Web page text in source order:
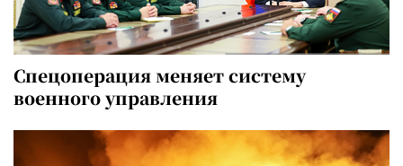
Спецоперация меняет систему
военного управления